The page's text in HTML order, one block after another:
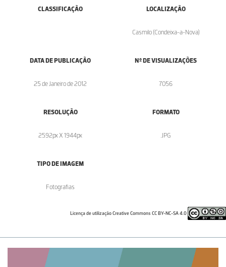
CLASSIFICAÇÃO LOCALIZAÇÃO
Casmilo (Condeixa-a-Nova)
DATA DE PUBLICAÇÃO
25 de Janeiro de 2012
Nº DE VISUALIZAÇÕES
7056
RESOLUÇÃO
2592px X 1944px
FORMATO
.JPG
TIPO DE IMAGEM
Fotografias
Licença de utilização Creative Commons CC BY-NC-SA 4.0